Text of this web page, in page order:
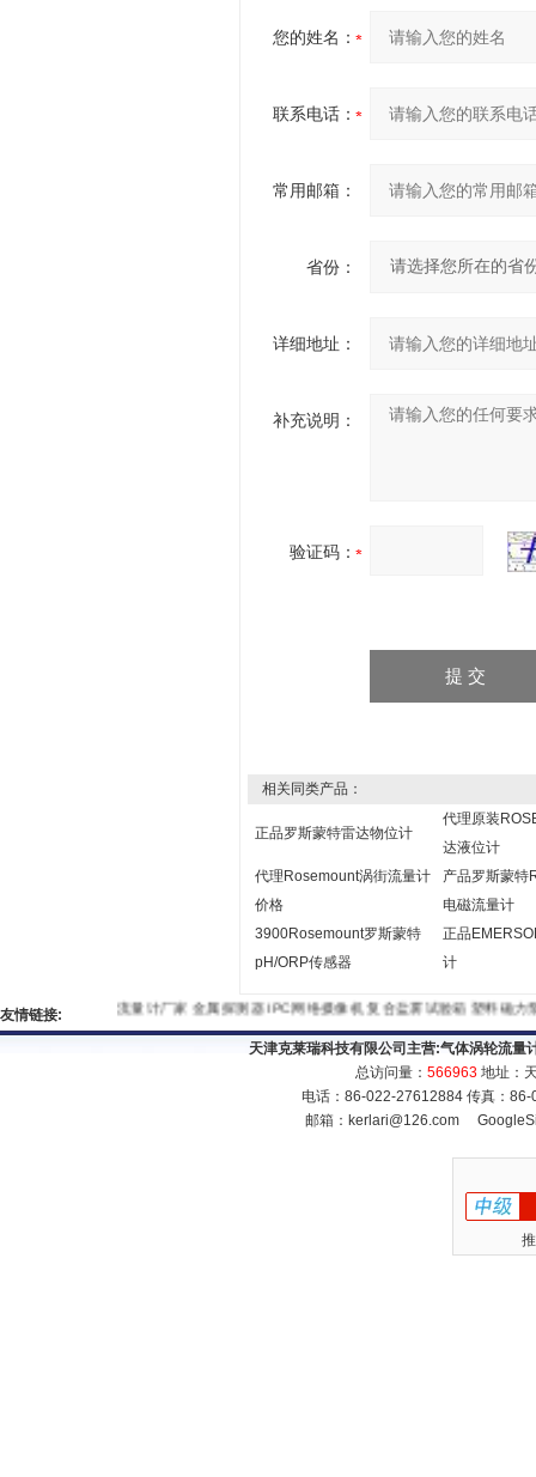
您的姓名：
联系电话：
常用邮箱：
省份：
详细地址：
补充说明：
验证码：
相关同类产品：
正品罗斯蒙特雷达物位计
代理原装
达液位计
代理Rosemount涡街流量计
价格
产品罗斯蒙特
电磁流量计
3900Rosemount罗斯蒙特
pH/ORP传感器
正品
计
友情链接: 流量计厂家金属探测器IPC网络摄像机复合盐雾试验箱塑料磁
天津克莱瑞科技有限公司主营:气体涡轮流量
总访问量： 566963 地址：
电话：86-022-27612884 传真：
邮箱： kerlari@126.com